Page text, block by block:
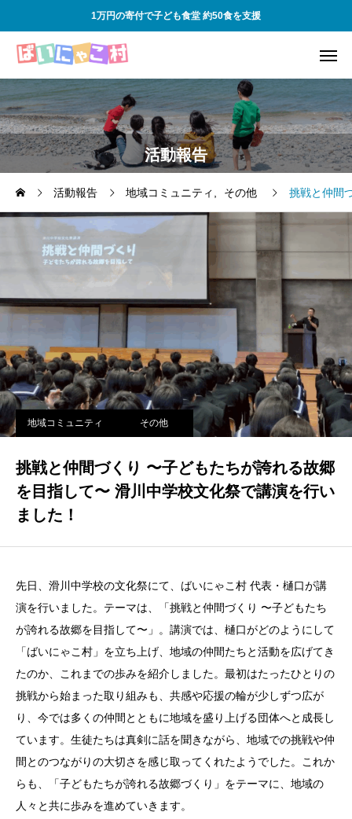
1万円の寄付で子ども食堂 約50食を支援
活動報告
活動報告 地域コミュニティ その他 挑戦と仲間
地域コミュニティ その他
挑戦と仲間づくり 〜子どもたちが誇れる故郷
を目指して〜 滑川中学校文化祭で講演を行い
ました！
先日、滑川中学校の文化祭にて、ばいにゃこ村 代表・樋口が講
演を行いました。テーマは、「挑戦と仲間づくり 〜子どもたち
が誇れる故郷を目指して〜」。講演では、樋口がどのようにして
「ばいにゃこ村」を立ち上げ、地域の仲間たちと活動を広げてき
たのか、これまでの歩みを紹介しました。最初はたったひとりの
挑戦から始まった取り組みも、共感や応援の輪が少しずつ広が
り、今では多くの仲間とともに地域を盛り上げる団体へと成長し
ています。生徒たちは真剣に話を聞きながら、地域での挑戦や仲
間とのつながりの大切さを感じ取ってくれたようでした。これか
らも、「子どもたちが誇れる故郷づくり」をテーマに、地域の
人々と共に歩みを進めていきます。